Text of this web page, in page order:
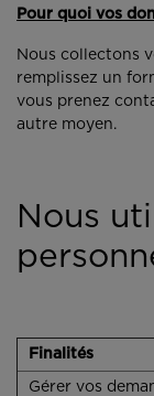
Pour quoi vos
Nous collectons
remplissez un
vous prenez
autre moyen.
Nous
Finalités
Gérer vos